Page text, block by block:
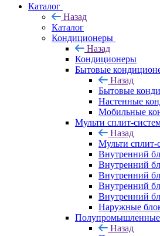
Каталог
Назад
Каталог
Кондиционеры
Назад
Кондиционеры
Бытовые
Назад
Бытовые
Настенные
Мобильные
Мульти сплит-
Назад
Мульти сплит-
Внутренний
Внутренний
Внутренний
Внутренний
Внутренний
Наружные
Полупромышленные
Назад